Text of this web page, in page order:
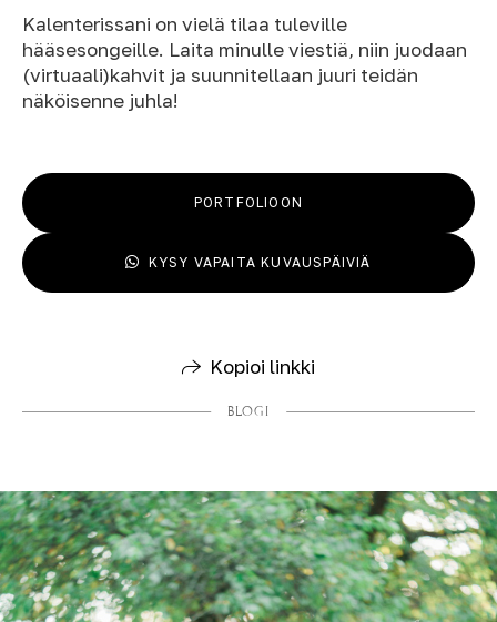
Kalenterissani on vielä tilaa tuleville
hääsesongeille. Laita minulle viestiä, niin juodaan
(virtuaali)kahvit ja suunnitellaan juuri teidän
näköisenne juhla!
PORTFOLIOON
KYSY VAPAITA KUVAUSPÄIVIÄ
Kopioi linkki
BLOGI